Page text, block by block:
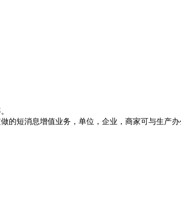
短消息增值业务，单位，企业，商家可与生产办